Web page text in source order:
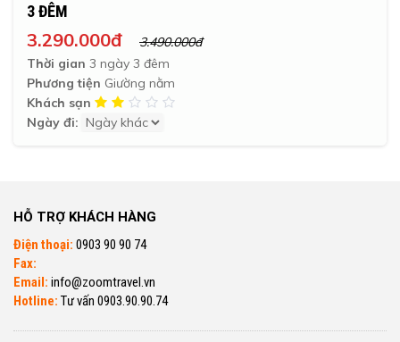
3 ĐÊM
3.290.000đ
3.490.000đ
Thời gian 3 ngày 3 đêm
Phương tiện Giường nằm
Khách sạn
Ngày đi:
HỖ TRỢ KHÁCH HÀNG
Điện thoại: 0903 90 90 74
Fax:
Email: info@zoomtravel.vn
Hotline: Tư vấn 0903.90.90.74